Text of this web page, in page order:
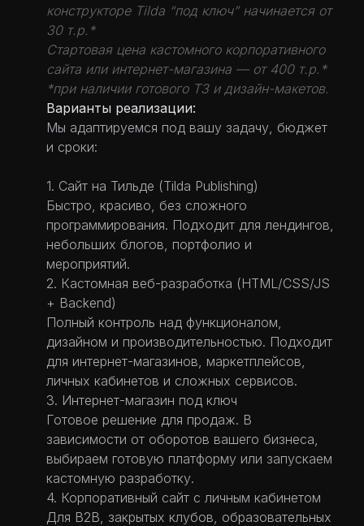
конструкторе Tilda “под ключ” начинается от
30 т.р.*
Стартовая цена кастомного корпоративного
сайта или интернет-магазина — от 400 т.р.*
*при наличии готового ТЗ и дизайн-макетов.
Варианты реализации:
Мы адаптируемся под вашу задачу, бюджет
и сроки:
1. Сайт на Тильде (Tilda Publishing)
Быстро, красиво, без сложного
программирования. Подходит для лендингов,
небольших блогов, портфолио и
мероприятий.
2. Кастомная веб-разработка (HTML/CSS/JS
+ Backend)
Полный контроль над функционалом,
дизайном и производительностью. Подходит
для интернет-магазинов, маркетплейсов,
личных кабинетов и сложных сервисов.
3. Интернет-магазин под ключ
Готовое решение для продаж. В
зависимости от оборотов вашего бизнеса,
выбираем готовую платформу или запускаем
кастомную разработку.
4. Корпоративный сайт с личным кабинетом
Для B2B, закрытых клубов, образовательных